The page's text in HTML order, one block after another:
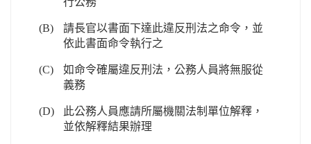
(B)
請長官以書面下達此違反刑法之命令，並
依此書面命令執行之
(C)
如命令確屬違反刑法，公務人員將無服從
義務
(D)
此公務人員應請所屬機關法制單位解釋，
並依解釋結果辦理